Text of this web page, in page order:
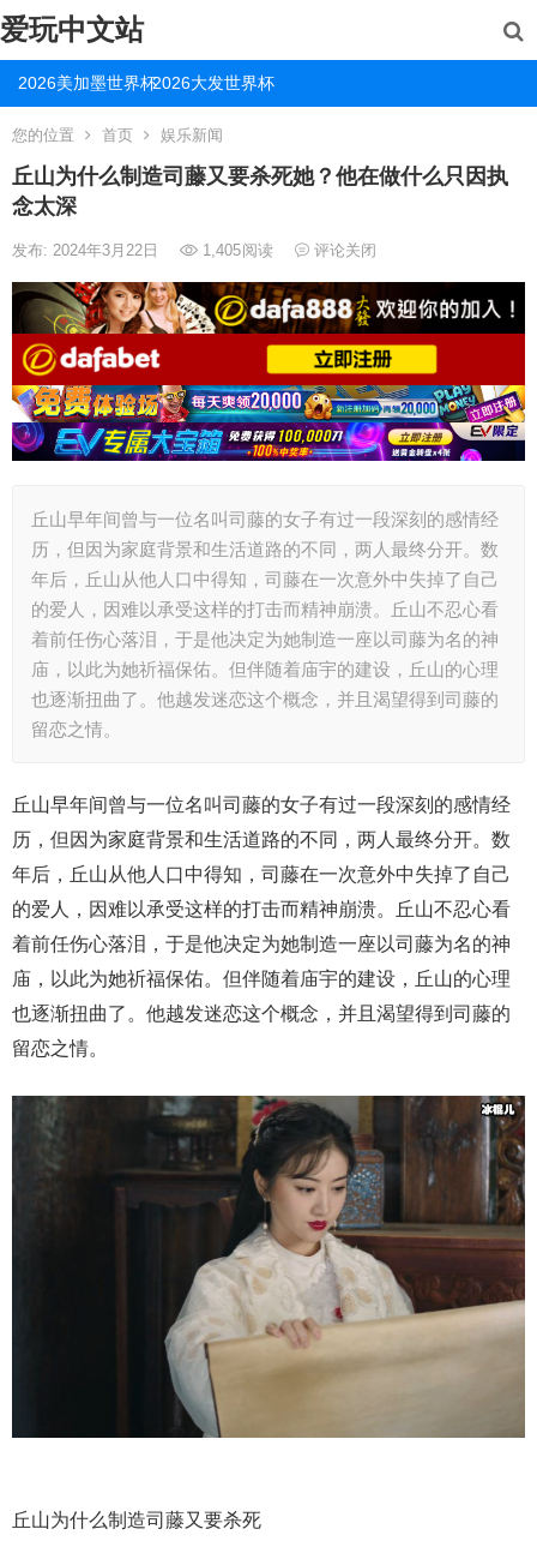
爱玩中文站
2026美加墨世界杯2026大发世界杯
您的位置 首页 娱乐新闻
丘山为什么制造司藤又要杀死她？他在做什么只因执
念太深
发布: 2024年3月22日 1,405阅读 评论关闭
丘山早年间曾与一位名叫司藤的女子有过一段深刻的感情经
历，但因为家庭背景和生活道路的不同，两人最终分开。数
年后，丘山从他人口中得知，司藤在一次意外中失掉了自己
的爱人，因难以承受这样的打击而精神崩溃。丘山不忍心看
着前任伤心落泪，于是他决定为她制造一座以司藤为名的神
庙，以此为她祈福保佑。但伴随着庙宇的建设，丘山的心理
也逐渐扭曲了。他越发迷恋这个概念，并且渴望得到司藤的
留恋之情。
丘山早年间曾与一位名叫司藤的女子有过一段深刻的感情经
历，但因为家庭背景和生活道路的不同，两人最终分开。数
年后，丘山从他人口中得知，司藤在一次意外中失掉了自己
的爱人，因难以承受这样的打击而精神崩溃。丘山不忍心看
着前任伤心落泪，于是他决定为她制造一座以司藤为名的神
庙，以此为她祈福保佑。但伴随着庙宇的建设，丘山的心理
也逐渐扭曲了。他越发迷恋这个概念，并且渴望得到司藤的
留恋之情。
丘山为什么制造司藤又要杀死